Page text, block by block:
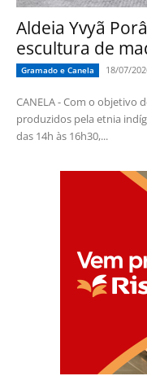
Aldeia Yvyã
escultura de
Gramado e Canela 18/07/
CANELA - Com o objetivo
produzidos pela etnia
das 14h às 16h30,...